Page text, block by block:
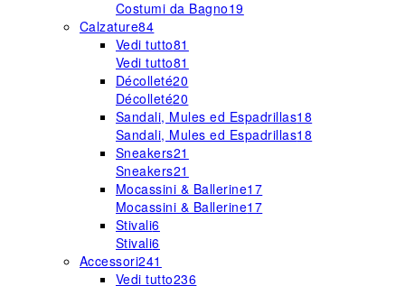
Costumi da Bagno19
Calzature84
Vedi tutto81
Vedi tutto81
Décolleté20
Décolleté20
Sandali, Mules ed Espadrillas18
Sandali, Mules ed Espadrillas18
Sneakers21
Sneakers21
Mocassini & Ballerine17
Mocassini & Ballerine17
Stivali6
Stivali6
Accessori241
Vedi tutto236